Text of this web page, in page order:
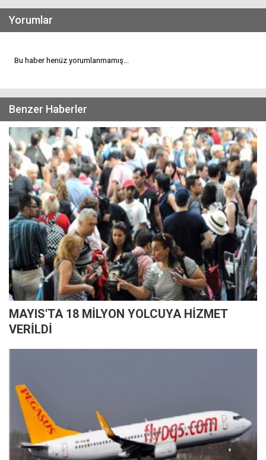
Yorumlar
Bu haber henüz yorumlanmamış...
Benzer Haberler
MAYIS'TA 18 MİLYON YOLCUYA HİZMET
VERİLDİ